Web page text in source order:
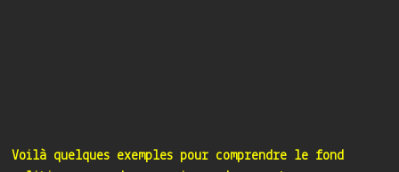
Voilà quelques exemples pour comprendre le fond